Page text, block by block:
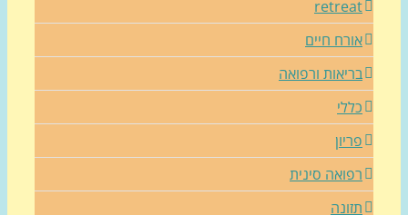
חיים
ורפואה
סינית